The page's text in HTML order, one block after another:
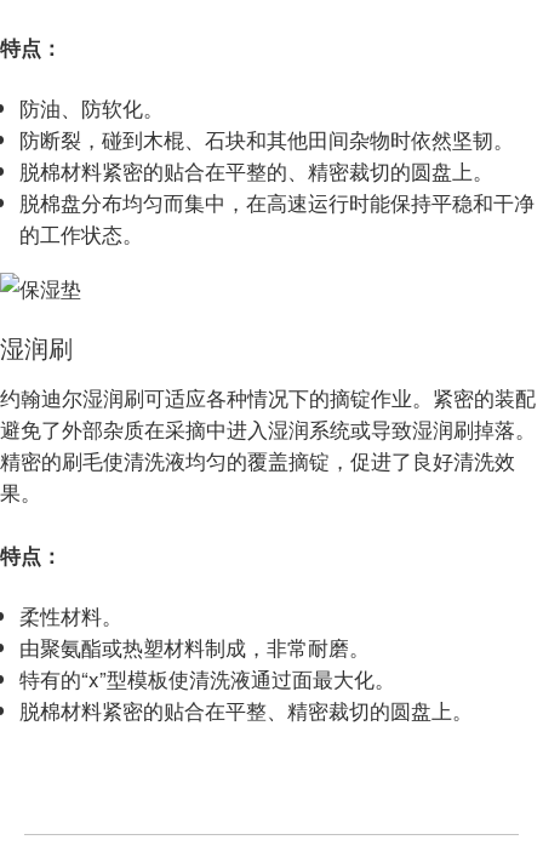
特点：
防油、防软化。
防断裂，碰到木棍、石块和其他田间杂物时依然坚韧。
脱棉材料紧密的贴合在平整的、精密裁切的圆盘上。
脱棉盘分布均匀而集中，在高速运行时能保持平稳和干净
的工作状态。
湿润刷
约翰迪尔湿润刷可适应各种情况下的摘锭作业。紧密的装配
避免了外部杂质在采摘中进入湿润系统或导致湿润刷掉落。
精密的刷毛使清洗液均匀的覆盖摘锭，促进了良好清洗效
果。
特点：
柔性材料。
由聚氨酯或热塑材料制成，非常耐磨。
特有的“x”型模板使清洗液通过面最大化。
脱棉材料紧密的贴合在平整、精密裁切的圆盘上。